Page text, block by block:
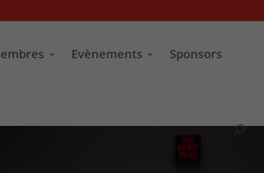
Evènements Sponsors